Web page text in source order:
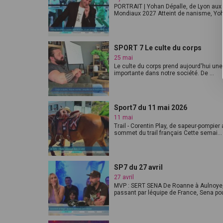
PORTRAIT | Yohan Dépalle, de Lyon aux
Mondiaux 2027 Atteint de nanisme,
SPORT 7 Le culte du corps
25 mai
Le culte du corps prend aujourd'hui
importante dans notre société. De ...
Sport7 du 11 mai 2026
11 mai
Trail - Corentin Play, de sapeur-pompier
sommet du trail français Cette semai...
SP7 du 27 avril
27 avril
MVP : SERT SENA De Roanne à
passant par léquipe de France, Sena